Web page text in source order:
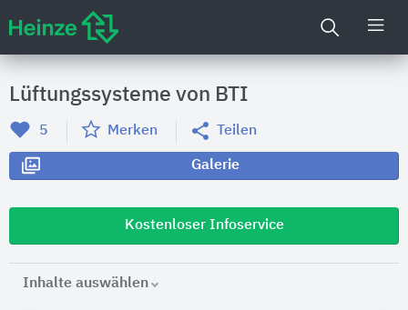
Lüftungssysteme von BTI
5 Merken Teilen
Galerie
Kostenloser Infoservice
Inhalte auswählen